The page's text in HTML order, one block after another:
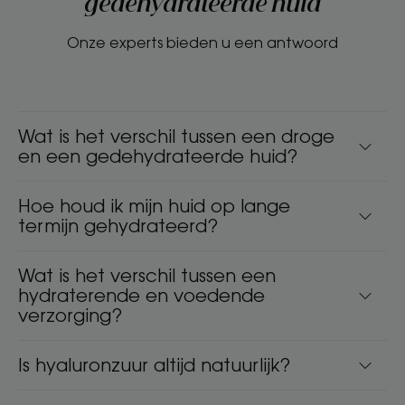
gedehydrateerde huid
Onze experts bieden u een antwoord
Wat is het verschil tussen een droge
en een gedehydrateerde huid?
Hoe houd ik mijn huid op lange
termijn gehydrateerd?
Wat is het verschil tussen een
hydraterende en voedende
verzorging?
Is hyaluronzuur altijd natuurlijk?